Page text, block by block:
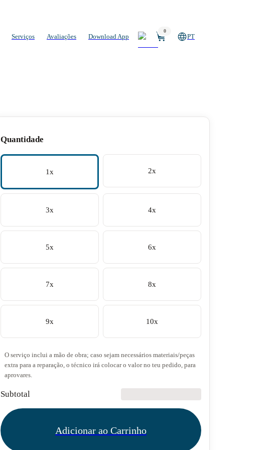
Serviços Avaliações Download App
0
PT
Quantidade
1x 2x
3x 4x
5x 6x
7x 8x
9x 10x
O serviço inclui a mão de obra; caso sejam necessários materiais/peças
extra para a reparação, o técnico irá colocar o valor no teu pedido, para
aprovares.
Subtotal
Adicionar ao Carrinho